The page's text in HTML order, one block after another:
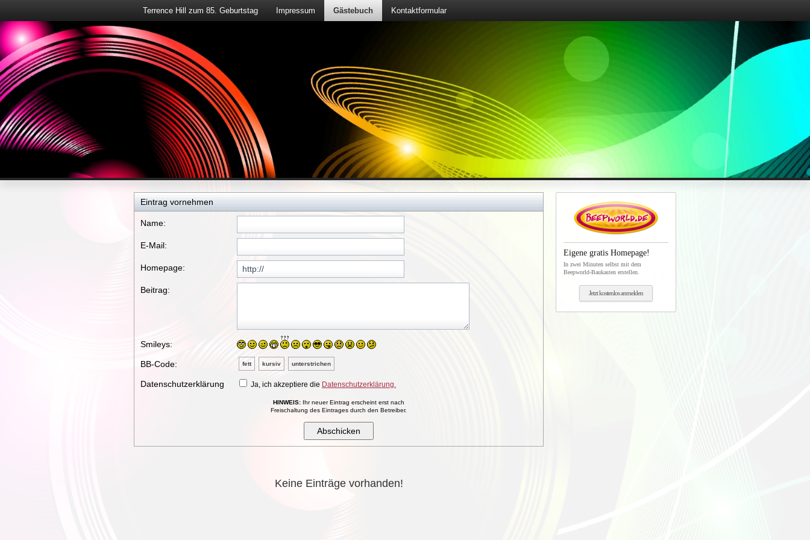
Terrence Hill zum 85. Geburtstag Impressum Gästebuch Kontaktformular
Eigene gratis Homepage!
In zwei Minuten selbst mit dem
Beepworld-Baukasten erstellen.
Jetzt kostenlos anmelden
Eintrag vornehmen
Name:
E-Mail:
Homepage:
Beitrag:
Smileys:
BB-Code: fett kursiv unterstrichen
Datenschutzerklärung Ja, ich akzeptiere die Datenschutzerklärung.
HINWEIS: Ihr neuer Eintrag erscheint erst nach
Freischaltung des Eintrages durch den Betreiber.
Keine Einträge vorhanden!